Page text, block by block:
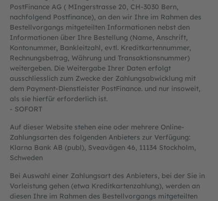
PostFinance AG ( MIngerstrasse 20, CH-3030 Bern,
nachfolgend Postfinance), an den wir Ihre im Rahmen des
Bestellvorgangs mitgeteilten Informationen nebst den
Informationen über Ihre Bestellung (Name, Anschrift,
Kontonummer, Bankleitzahl, evtl. Kreditkartennummer,
Rechnungsbetrag, Währung und Transaktionsnummer)
weitergeben. Die Weitergabe Ihrer Daten erfolgt
ausschliesslich zum Zwecke der Zahlungsabwicklung mit
dem Payment-Dienstleister PostFinance. und nur insoweit,
als sie hierfür erforderlich ist.
- SOFORT
Auf dieser Website stehen eine oder mehrere Online-
Zahlungsarten des folgenden Anbieters zur Verfügung:
Klarna Bank AB (publ), Sveavägen 46, 11134 Stockholm,
Schweden
Bei Auswahl einer Zahlungsart des Anbieters, bei der Sie in
Vorleistung gehen (etwa Kreditkartenzahlung), werden an
diesen Ihre im Rahmen des Bestellvorgangs mitgeteilten